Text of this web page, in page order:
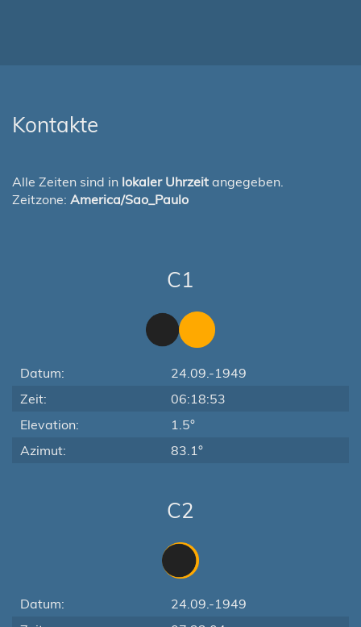
Kontakte
Alle Zeiten sind in lokaler Uhrzeit angegeben.
Zeitzone: America/Sao_Paulo
C1
Datum:
24.09.-1949
Zeit:
06:18:53
Elevation:
1.5°
Azimut:
83.1°
C2
Datum:
24.09.-1949